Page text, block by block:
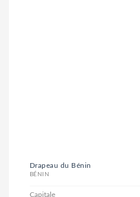
Drapeau du Bénin
BÉNIN
Capitale